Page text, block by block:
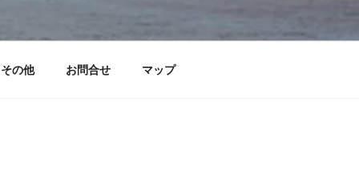
その他 お問合せ マップ